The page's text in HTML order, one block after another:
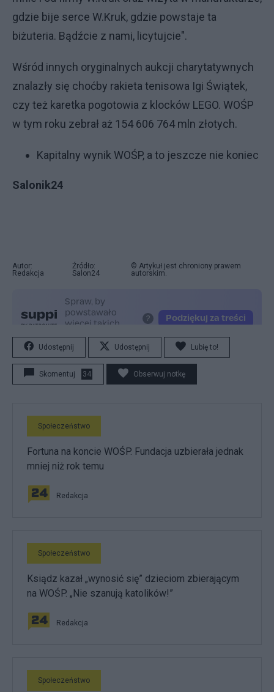
gdzie bije serce W.Kruk, gdzie powstaje ta
biżuteria. Bądźcie z nami, licytujcie".
Wśród innych oryginalnych aukcji charytatywnych
znalazły się choćby rakieta tenisowa Igi Świątek,
czy też karetka pogotowia z klocków LEGO. WOŚP
w tym roku zebrał aż 154 606 764 mln złotych.
Kapitalny wynik WOŚP, a to jeszcze nie koniec
Salonik24
Autor:
Redakcja
Źródło:
Salon24
© Artykuł jest chroniony prawem
autorskim.
Udostępnij Udostępnij Lubię to!
Skomentuj 34 Obserwuj notkę
Społeczeństwo
Fortuna na koncie WOŚP. Fundacja uzbierała jednak
mniej niż rok temu
Redakcja
Społeczeństwo
Ksiądz kazał „wynosić się” dzieciom zbierającym
na WOŚP. „Nie szanują katolików!”
Redakcja
Społeczeństwo